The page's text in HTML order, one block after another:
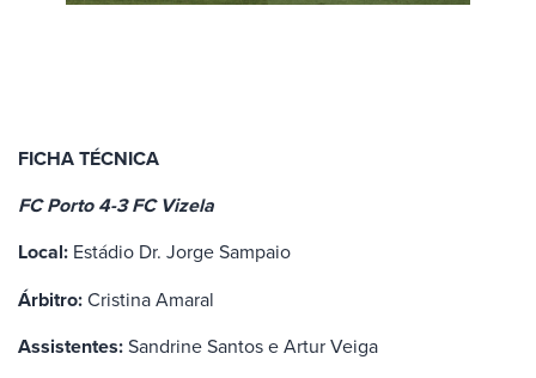
FICHA TÉCNICA
FC Porto 4-3 FC Vizela
Local: Estádio Dr. Jorge Sampaio
Árbitro:Cristina Amaral
Assistentes:Sandrine Santos e Artur Veiga